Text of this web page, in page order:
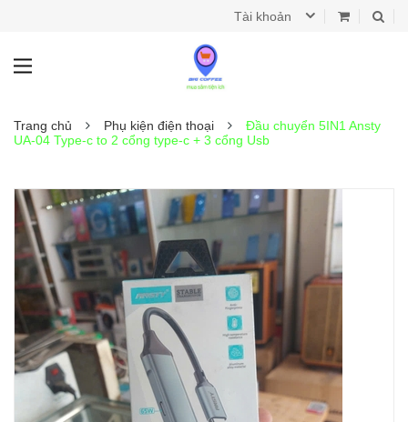
Tài khoản
Trang chủ Phụ kiện điện thoại
Đầu chuyển 5IN1 Ansty
UA-04 Type-c to 2 cổng type-c + 3 cổng Usb